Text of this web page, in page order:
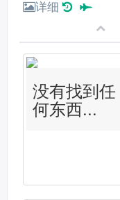
详细
没有找到任
何东西...